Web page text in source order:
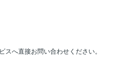
へ直接お問い合わせください。